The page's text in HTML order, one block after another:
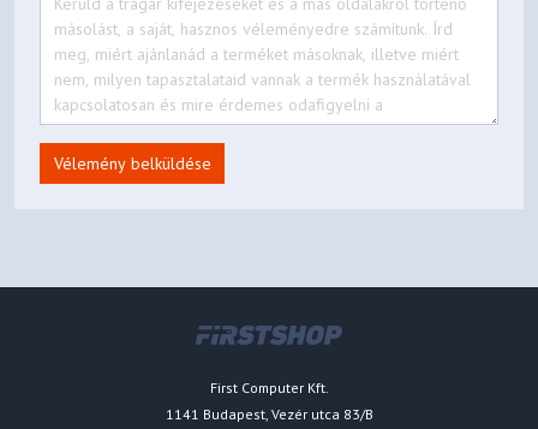
Vélemény belküldése
First Computer Kft.
1141 Budapest, Vezér utca 83/B